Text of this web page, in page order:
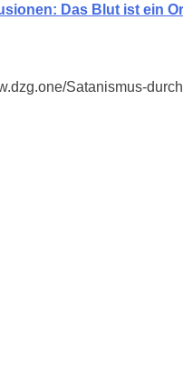
Das Blut ist ein
Satanismus-